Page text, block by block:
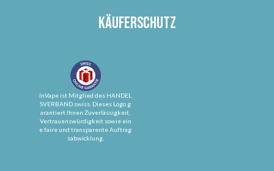
Käuferschutz
InVape ist Mitglied des HANDEL
SVERBAND.swiss. Dieses Logo g
arantiert Ihnen Zuverlässigkeit,
Vertrauenswürdigkeit sowie ein
e faire und transparente Auftrag
sabwicklung.